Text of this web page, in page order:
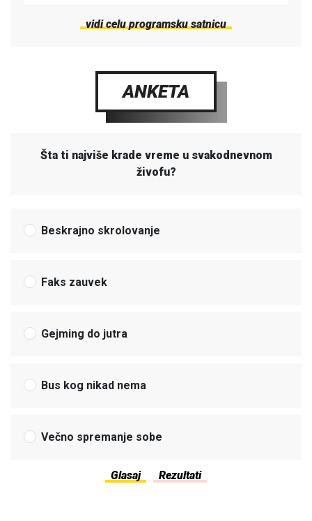
vidi celu programsku satnicu
ANKETA
Šta ti najviše krade vreme u svakodnevnom
živofu?
Beskrajno skrolovanje
Faks zauvek
Gejming do jutra
Bus kog nikad nema
Večno spremanje sobe